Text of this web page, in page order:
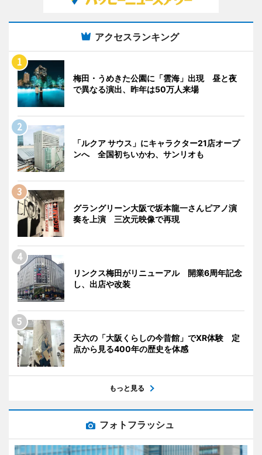
アクセスランキング
梅田・うめきた公園に「雲海」出現 昼と夜
で異なる演出、昨年は50万人来場
「ルクア サウス」にキャラクター21店オープ
ンへ 全国初ちいかわ、サンリオも
グラングリーン大阪で坂本龍一さんピアノ演
奏を上演 三次元映像で再現
リンクス梅田がリニューアル 開業6周年記念
し、出店や改装
天六の「大阪くらしの今昔館」でXR体験 定
点から見る400年の歴史を体感
もっと見る
フォトフラッシュ